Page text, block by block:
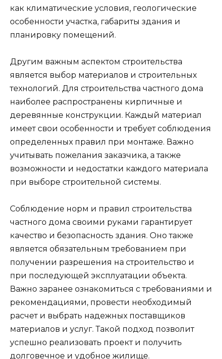
как климатические условия, геологические
особенности участка, габариты здания и
планировку помещений.
Другим важным аспектом строительства
является выбор материалов и строительных
технологий. Для строительства частного дома
наиболее распространены кирпичные и
деревянные конструкции. Каждый материал
имеет свои особенности и требует соблюдения
определенных правил при монтаже. Важно
учитывать пожелания заказчика, а также
возможности и недостатки каждого материала
при выборе строительной системы.
Соблюдение норм и правил строительства
частного дома своими руками гарантирует
качество и безопасность здания. Оно также
является обязательным требованием при
получении разрешения на строительство и
при последующей эксплуатации объекта.
Важно заранее ознакомиться с требованиями и
рекомендациями, провести необходимый
расчет и выбрать надежных поставщиков
материалов и услуг. Такой подход позволит
успешно реализовать проект и получить
долговечное и удобное жилище.